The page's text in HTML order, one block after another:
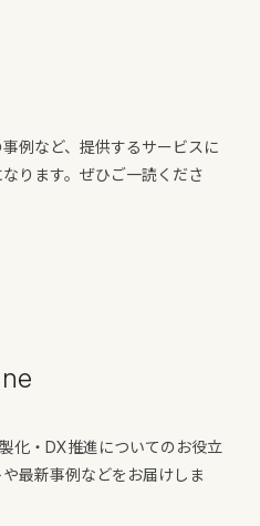
例など、提供するサービスに
ります。ぜひご一読くださ
化・DX推進についてのお役立
最新事例などをお届けしま